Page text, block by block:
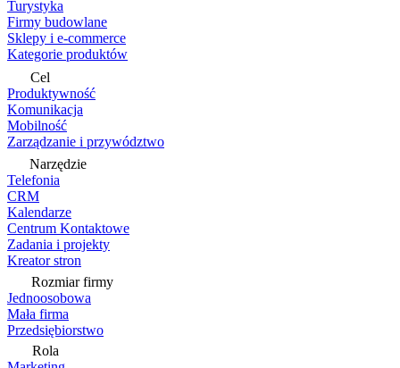
Turystyka
Firmy budowlane
Sklepy i e-commerce
Kategorie produktów
Cel
Produktywność
Komunikacja
Mobilność
Zarządzanie i przywództwo
Narzędzie
Telefonia
CRM
Kalendarze
Centrum Kontaktowe
Zadania i projekty
Kreator stron
Rozmiar firmy
Jednoosobowa
Mała firma
Przedsiębiorstwo
Rola